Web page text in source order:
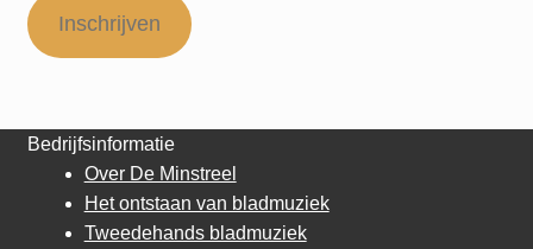
Inschrijven
Bedrijfsinformatie
Over De Minstreel
Het ontstaan van bladmuziek
Tweedehands bladmuziek